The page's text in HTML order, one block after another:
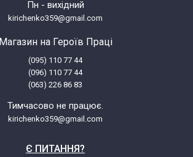
Пн - вихідний
kirichenko359@gmail.com
Магазин на Героїв Праці
(095) 110 77 44
(096) 110 77 44
(063) 226 86 83
Тимчасово не працює.
kirichenko359@gmail.com
Є ПИТАННЯ?